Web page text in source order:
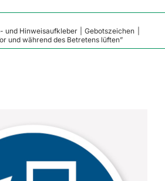
und Hinweisaufkleber
Gebotszeichen
und während des Betretens lüften”